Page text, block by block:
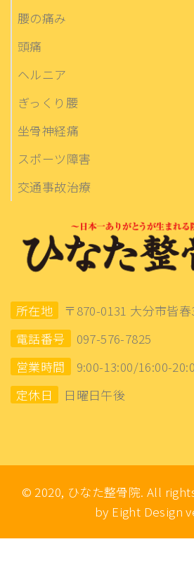
腰の痛み
頭痛
ヘルニア
ぎっくり腰
坐骨神経痛
スポーツ障害
交通事故治療
所在地
〒870-0131 大分市皆
電話番号
097-576-7825
営業時間
9:00-13:00/16:00-
定休日
日曜日午後
© 2020, ひなた整骨院. All
by Eight Design